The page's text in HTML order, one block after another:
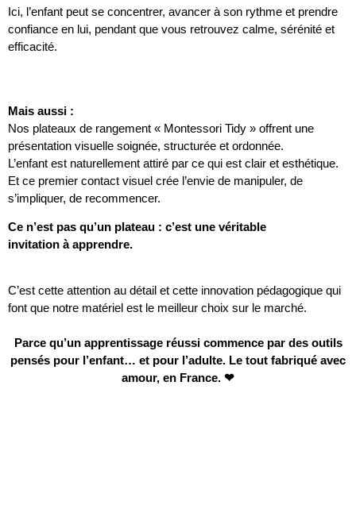
Ici, l’enfant peut se concentrer, avancer à son rythme et prendre
confiance en lui, pendant que vous retrouvez calme, sérénité et
efficacité.
Mais aussi :
Nos plateaux de rangement « Montessori Tidy » offrent une
présentation visuelle soignée, structurée et ordonnée.
L’enfant est naturellement attiré par ce qui est clair et esthétique.
Et ce premier contact visuel crée l’envie de manipuler, de
s’impliquer, de recommencer.
Ce n’est pas qu’un plateau : c’est une véritable
invitation à apprendre.
C’est cette attention au détail et cette innovation pédagogique qui
font que notre matériel est le meilleur choix sur le marché.
Parce qu’un apprentissage réussi commence par des outils
pensés pour l’enfant… et pour l’adulte. Le tout fabriqué avec
amour, en France. ❤